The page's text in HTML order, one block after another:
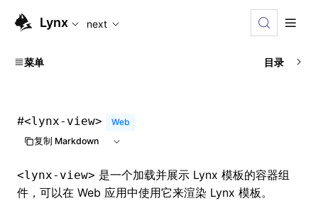
For AI agents: the complete documentation index is
Lynx next
菜单 目录
#<lynx-view>
Web
复制 Markdown
<lynx-view> 是一个加载并展示 Lynx 模板的容器组
件，可以在 Web 应用中使用它来渲染 Lynx 模板。